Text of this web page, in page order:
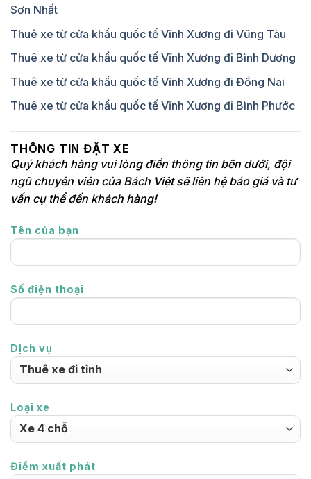
Sơn Nhất
Thuê xe từ cửa khẩu quốc tế Vĩnh Xương đi Vũng Tàu
Thuê xe từ cửa khẩu quốc tế Vĩnh Xương đi Bình Dương
Thuê xe từ cửa khẩu quốc tế Vĩnh Xương đi Đồng Nai
Thuê xe từ cửa khẩu quốc tế Vĩnh Xương đi Bình Phước
THÔNG TIN ĐẶT XE
Quý khách hàng vui lòng điền thông tin bên dưới, đội
ngũ chuyên viên của Bách Việt sẽ liên hệ báo giá và tư
vấn cụ thể đến khách hàng!
Tên của bạn
Số điện thoại
Dịch vụ
Loại xe
Điểm xuất phát